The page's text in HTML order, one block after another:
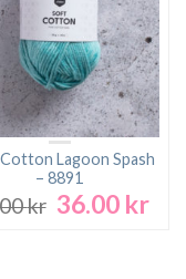
Lagoon Spash
– 8891
kr Det
36.00 krDet